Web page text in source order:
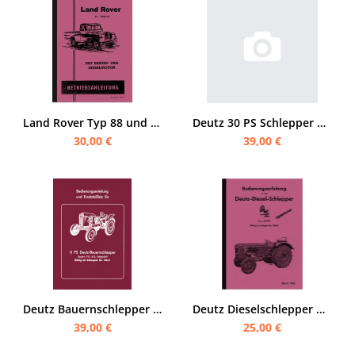
Land Rover Typ 88 und Typ 109 Serie II 2 Bedienungsanleitung
30,00 €
Deutz 30 PS Schlepper Typ F2L 514/ 54 Bedienungsanleitung und Ersatzteilliste
39,00 €
Deutz Bauernschlepper Typ F1L 612, 11 PS Bedienungsanleitung und Ersatzteilliste
39,00 €
Deutz Dieselschlepper D40 L Typ D 40.2 Bedienungsanleitung
25,00 €